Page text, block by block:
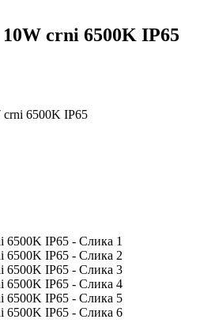
crni 6500K IP65
6500K IP65